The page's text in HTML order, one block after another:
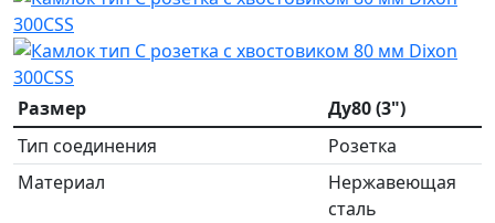
Размер
Ду80 (3")
Тип соединения
Розетка
Материал
Нержавеющая
сталь